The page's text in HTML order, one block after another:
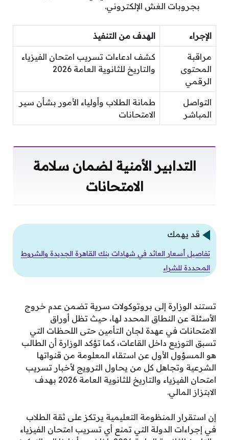
بجروبات الغش الإلكتروني.
الإجراء الهدف من التنفيذ
مراقبة
المحتوى
الرقمي
كشف ادعاءات تسريب امتحان الفيزياء
والتاريخ للثانوية العامة 2026
التواصل
المباشر
طمانة الطلاب وأولياء الأمور بشأن سير
الامتحانات
التدابير الأمنية لضمان سلامة
الامتحانات
قد يهمك
تفاصيل أسعار العائد في شهادات بنك القاهرة الجديدة والشروط
المحددة للشراء
تستند الوزارة إلى بروتوكولات سرية تضمن عدم خروج
الأسئلة عن النطاق المحدد لها، حيث تظل أوراق
الامتحانات في عهدة لجان التأمين حتى اللحظات التي
تسبق التوزيع داخل القاعات، كما تؤكد الوزارة أن الطالب
هو المسؤول الأول عن استقاء المعلومة من قنواتها
الشرعية وتجاهل كل من يحاول الترويج لأخبار تسريب
امتحان الفيزياء والتاريخ للثانوية العامة 2026 بهدف
الابتزاز المالي.
إن استقرار المنظومة التعليمية يرتكز على ثقة الطلاب
في إجراءات الدولة التي تمنع أي تسريب امتحان الفيزياء